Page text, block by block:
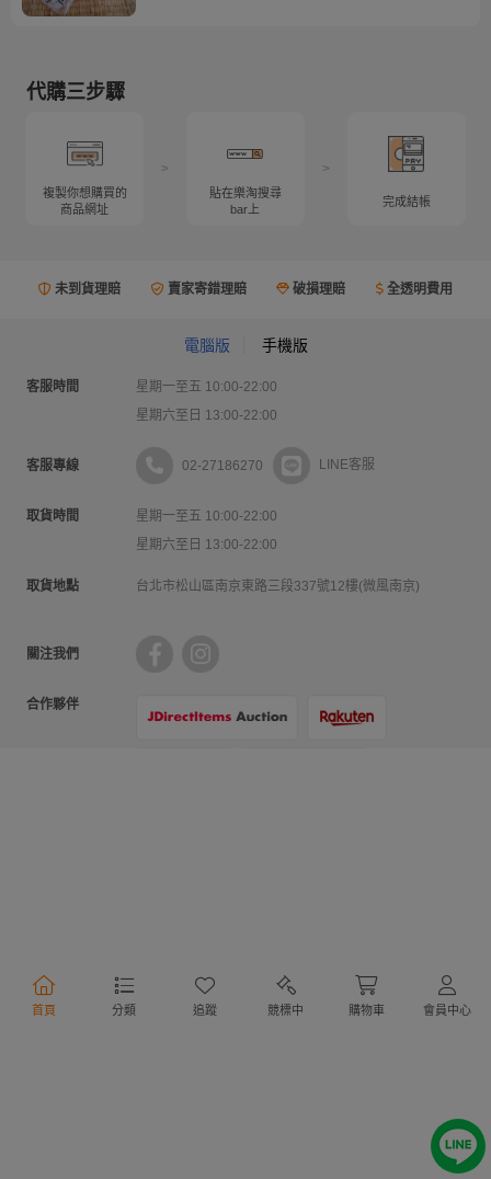
代購三步驟
複製你想購買的
商品網址
>
貼在樂淘搜尋
bar上
>
完成結帳
未到貨理賠 賣家寄錯理賠 破損理賠 全透明費用
首頁 分類 追蹤 競標中 購物車 會員中心
電腦版 手機版
客服時間
星期一至五 10:00-22:00
星期六至日 13:00-22:00
客服專線 02-27186270 LINE客服
取貨時間
星期一至五 10:00-22:00
星期六至日 13:00-22:00
取貨地點 台北市松山區南京東路三段337號12樓(微風南京)
關注我們
合作夥伴